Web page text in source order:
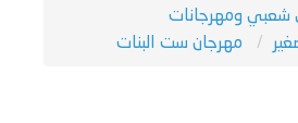
شعبي ومهرجانات
مهرجان ست البنات